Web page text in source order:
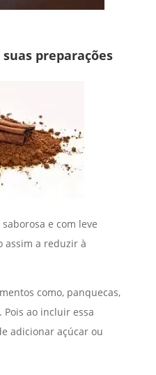
preparações
e com leve
assim a reduzir à
como, panquecas,
ao incluir essa
adicionar açúcar ou